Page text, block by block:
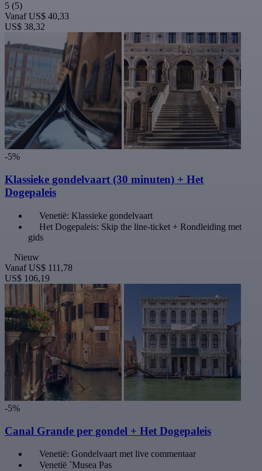
5 (5)
Vanaf US$ 40,33
US$ 38,32
-5%
Klassieke gondelvaart (30 minuten) + Het
Dogepaleis
Venetië: Klassieke gondelvaart
Het Dogepaleis: Skip the line-ticket + Rondleiding met
gids
Nieuw
Vanaf US$ 111,78
US$ 106,19
-5%
Canal Grande per gondel + Het Dogepaleis
Venetië: Gondelvaart met live commentaar
Venetië `Musea Pas